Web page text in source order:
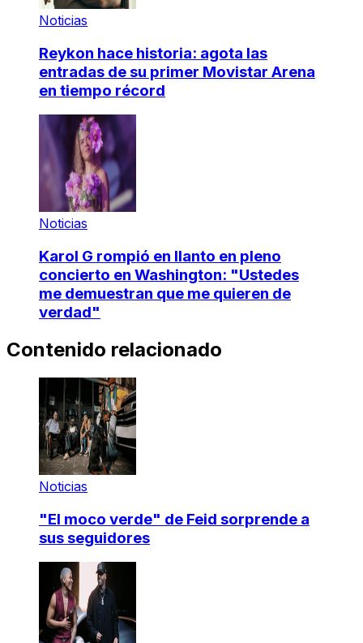
Noticias
Reykon hace historia: agota las
entradas de su primer Movistar Arena
en tiempo récord
Noticias
Karol G rompió en llanto en pleno
concierto en Washington: "Ustedes
me demuestran que me quieren de
verdad"
Contenido relacionado
Noticias
"El moco verde" de Feid sorprende a
sus seguidores